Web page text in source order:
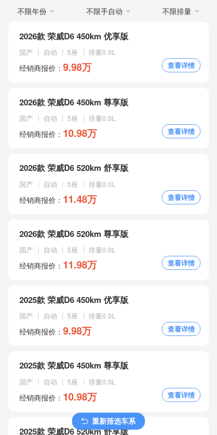
荣
威
D6
买
车
不限年份 不限手自动 不限排量
重新筛选车系
2026款 荣威D6 450km 优享版
国产 自动 5座 排量0.0L
经销商报价： 9.98万 查看详情
2026款 荣威D6 450km 尊享版
国产 自动 5座 排量0.0L
经销商报价： 10.98万 查看详情
2026款 荣威D6 520km 舒享版
国产 自动 5座 排量0.0L
经销商报价： 11.48万 查看详情
2026款 荣威D6 520km 尊享版
国产 自动 5座 排量0.0L
经销商报价： 11.98万 查看详情
2025款 荣威D6 450km 优享版
国产 自动 5座 排量0.0L
经销商报价： 9.98万 查看详情
2025款 荣威D6 450km 尊享版
国产 自动 5座 排量0.0L
经销商报价： 10.98万 查看详情
2025款 荣威D6 520km 舒享版